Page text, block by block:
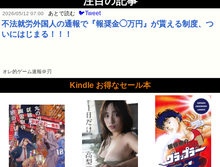
2026/05/12 07:00 あとで読む 🐦Tweet
不法就労外国人の通報で『報奨金◯万円』が貰える制度、つ
いにはじまる！！！
オレ的ゲーム速報＠刃
Kindle お得なセール本